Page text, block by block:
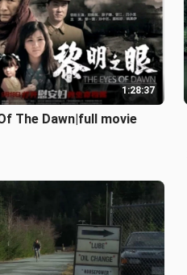
1:28:37
The Dawn|full movie